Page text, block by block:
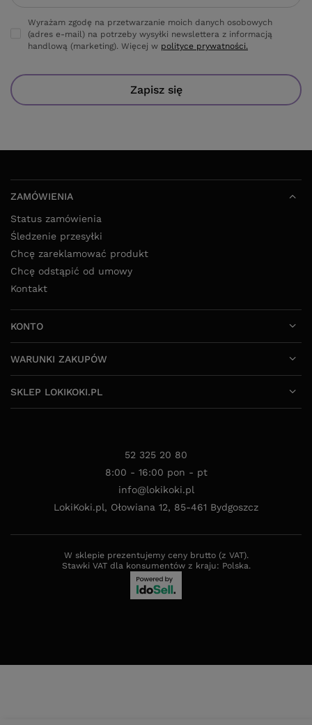
Wyrażam zgodę na przetwarzanie moich danych osobowych
(adres e-mail) na potrzeby wysyłki newslettera z informacją
handlową (marketing). Więcej w polityce prywatności.
Zapisz się
ZAMÓWIENIA
Status zamówienia
Śledzenie przesyłki
Chcę zareklamować produkt
Chcę odstąpić od umowy
Kontakt
KONTO
WARUNKI ZAKUPÓW
SKLEP LOKIKOKI.PL
52 325 20 80
8:00 - 16:00 pon - pt
info@lokikoki.pl
LokiKoki.pl, Ołowiana 12, 85-461 Bydgoszcz
W sklepie prezentujemy ceny brutto (z VAT).
Stawki VAT dla konsumentów z kraju: Polska.